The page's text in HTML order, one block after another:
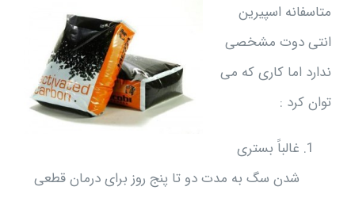
متاسفانه اسپیرین
انتی دوت مشخصی
ندارد اما کاری که می
توان کرد :
غالباً بستری
شدن سگ به مدت دو تا پنج روز برای درمان قطعی